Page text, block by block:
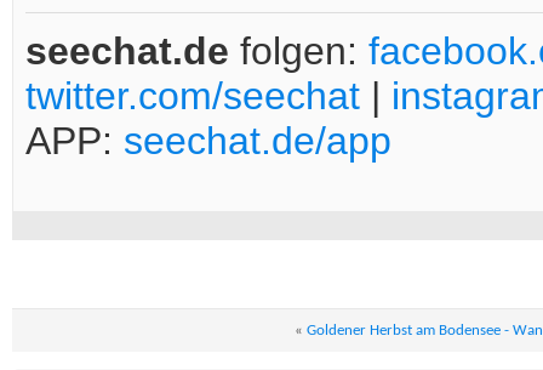
seechat.de folgen:
twitter.com/seechat |
APP: seechat.de/app
« Goldener Herbst am Bodensee -